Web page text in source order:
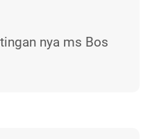
nya ms Bos